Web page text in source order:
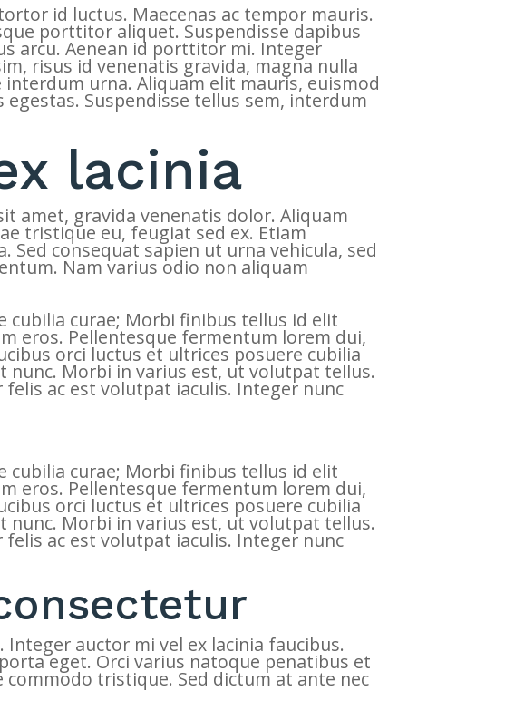
id luctus. Maecenas ac tempor mauris.
porttitor aliquet. Suspendisse dapibus
arcu. Aenean id porttitor mi. Integer
risus id venenatis gravida, magna nulla
urna. Aliquam elit mauris, euismod
Suspendisse tellus sem, interdum
lacinia
amet, gravida venenatis dolor. Aliquam
tristique eu, feugiat sed ex. Etiam
Sed consequat sapien ut urna vehicula, sed
Nam varius odio non aliquam
curae; Morbi finibus tellus id elit
eros. Pellentesque fermentum lorem dui,
orci luctus et ultrices posuere cubilia
nunc. Morbi in varius est, ut volutpat tellus.
ac est volutpat iaculis. Integer nunc
curae; Morbi finibus tellus id elit
eros. Pellentesque fermentum lorem dui,
orci luctus et ultrices posuere cubilia
nunc. Morbi in varius est, ut volutpat tellus.
ac est volutpat iaculis. Integer nunc
auctor mi vel ex lacinia faucibus.
eget. Orci varius natoque penatibus et
tristique. Sed dictum at ante nec